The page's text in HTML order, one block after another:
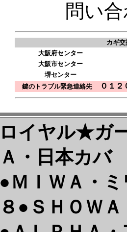
問い
カギ
大阪府センター
大阪市センター
堺センター
鍵のトラブル緊急連絡先０１２
ロイヤル★ガ
Ａ・日本カバ
●ＭＩＷＡ・
８●ＳＨＯＷ